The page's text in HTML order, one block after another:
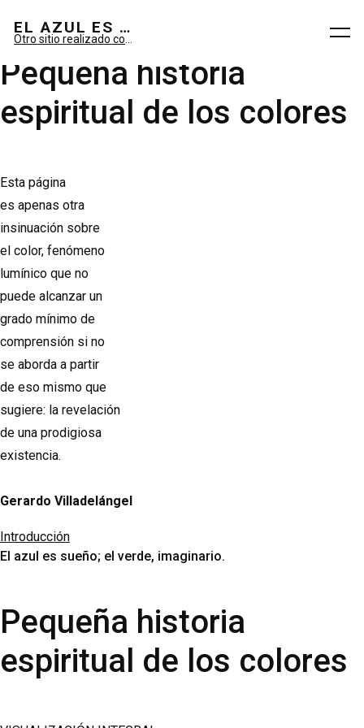
EL AZUL ES SUEÑO; EL VERDE ES IMAGINARIO
Pequeña historia
espiritual de los colores
Esta página
es apenas otra
insinuación sobre
el color, fenómeno
lumínico que no
puede alcanzar un
grado mínimo de
comprensión si no
se aborda a partir
de eso mismo que
sugiere: la revelación
de una prodigiosa
existencia.
Gerardo Villadelángel
Introducción
El azul es sueño; el verde, imaginario.
Pequeña historia
espiritual de los colores